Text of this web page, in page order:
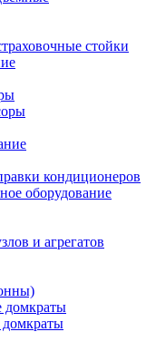
стойки
кондиционеров
оборудование
и агрегатов
домкраты
домкраты